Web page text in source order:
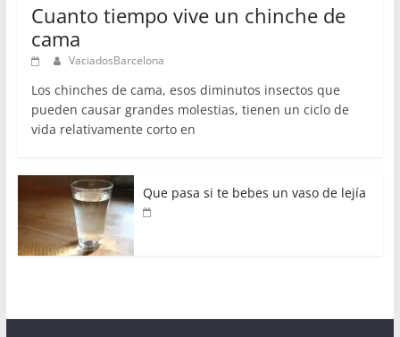
Cuanto tiempo vive un chinche de
cama
VaciadosBarcelona
Los chinches de cama, esos diminutos insectos que
pueden causar grandes molestias, tienen un ciclo de
vida relativamente corto en
Que pasa si te bebes un vaso de lejía